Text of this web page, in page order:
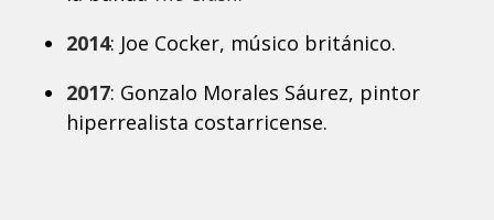
2014: Joe Cocker, músico británico.
2017: Gonzalo Morales Sáurez, pintor
hiperrealista costarricense.